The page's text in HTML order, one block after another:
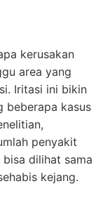
kerusakan
area yang
Iritasi ini bikin
beberapa kasus
penyakit
dilihat sama
kejang.